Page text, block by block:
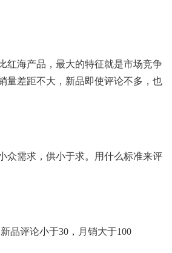
红海产品，最大的特征就是市场竞争
量差距不大，新品即使评论不多，也
众需求，供小于求。用什么标准来评
品评论小于30，月销大于100